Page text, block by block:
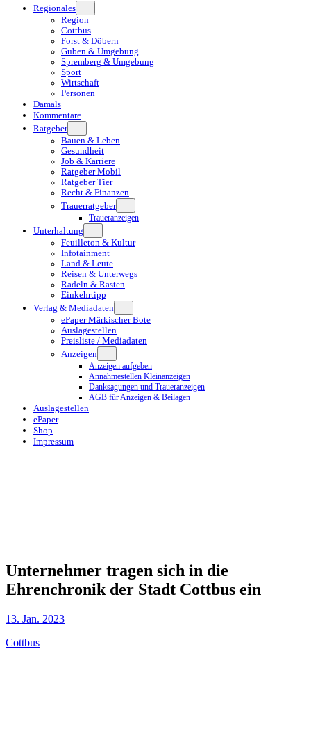
Regionales
Region
Cottbus
Forst & Döbern
Guben & Umgebung
Spremberg & Umgebung
Sport
Wirtschaft
Personen
Damals
Kommentare
Ratgeber
Bauen & Leben
Gesundheit
Job & Karriere
Ratgeber Mobil
Ratgeber Tier
Recht & Finanzen
Trauerratgeber
Traueranzeigen
Unterhaltung
Feuilleton & Kultur
Infotainment
Land & Leute
Reisen & Unterwegs
Radeln & Rasten
Einkehrtipp
Verlag & Mediadaten
ePaper Märkischer Bote
Auslagestellen
Preisliste / Mediadaten
Anzeigen
Anzeigen aufgeben
Annahmestellen Kleinanzeigen
Danksagungen und Traueranzeigen
AGB für Anzeigen & Beilagen
Auslagestellen
ePaper
Shop
Impressum
Unternehmer tragen sich in die
Ehrenchronik der Stadt Cottbus ein
13. Jan. 2023
Cottbus